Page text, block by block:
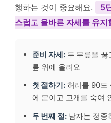
행하는 것이 중요해요.
5
스럽고 올바른 자세를 유지
준비 자세: 두 무릎을 꿇
릎 위에 올려요
첫 절하기: 허리를 90도
에 붙이고 고개를 숙여
두 번째 절: 남자는 정중